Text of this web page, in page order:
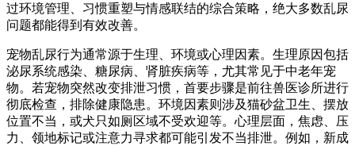
过环境管理、习惯重塑与情感联结的综合策略，绝大多数乱尿
问题都能得到有效改善。
宠物乱尿行为通常源于生理、环境或心理因素。生理原因包括
泌尿系统感染、糖尿病、肾脏疾病等，尤其常见于中老年宠
物。若宠物突然改变排泄习惯，首要步骤是前往兽医诊所进行
彻底检查，排除健康隐患。环境因素则涉及猫砂盆卫生、摆放
位置不当，或犬只如厕区域不受欢迎等。心理层面，焦虑、压
力、领地标记或注意力寻求都可能引发不当排泄。例如，新成